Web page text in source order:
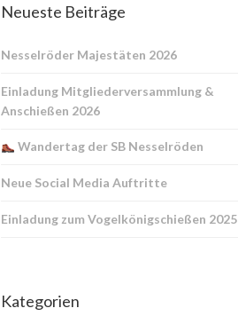
Neueste Beiträge
Nesselröder Majestäten 2026
Einladung Mitgliederversammlung &
Anschießen 2026
Wandertag der SB Nesselröden
Neue Social Media Auftritte
Einladung zum Vogelkönigschießen 2025
Kategorien